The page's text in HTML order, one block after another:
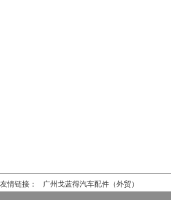
友情链接： 广州戈蓝得汽车配件（外贸）